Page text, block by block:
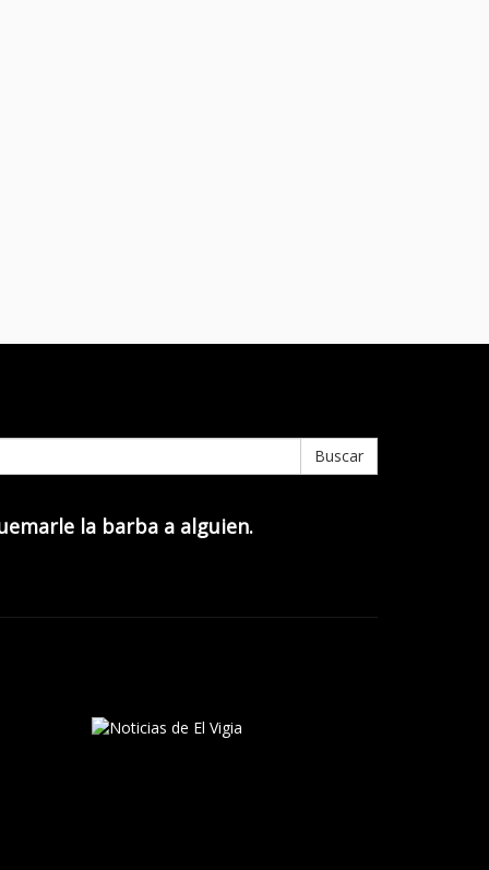
Buscar
la barba a alguien.